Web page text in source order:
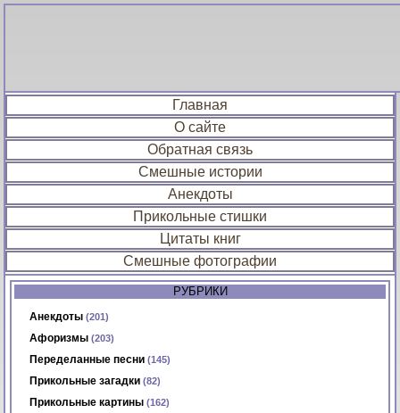
Главная
О сайте
Обратная связь
Смешные истории
Анекдоты
Прикольные стишки
Цитаты книг
Смешные фотографии
РУБРИКИ
Анекдоты (201)
Афоризмы (203)
Переделанные песни (145)
Прикольные загадки (82)
Прикольные картины (162)